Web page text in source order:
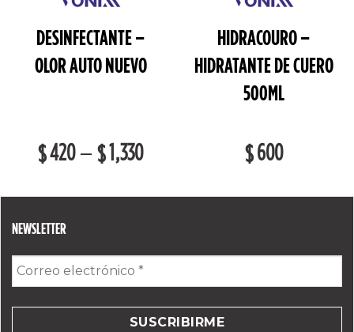
DESINFECTANTE –
OLOR AUTO NUEVO
$420– $1,330
HIDRACOURO –
HIDRATANTE DE CUERO
500ML
$ 600
NEWSLETTER
Correo
electrónico